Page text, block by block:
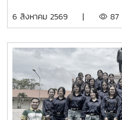
ศึกษาต่อด้านพยาบาลศาสต
หลักสูตรพยาบาลศาสตร์ ได้
บัณฑิต การจัดการเรียนก
สมัคร และแนวทางการศึกษ
ต้อง สามารถนำไปใช้ประกอ
อุดมศึกษาพร้อมกันนี้ ตัวแท
6 สิงหาคม 2569 | 87